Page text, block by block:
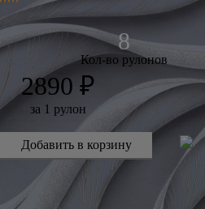
Кол-во рулонов
2890 ₽
за 1 рулон